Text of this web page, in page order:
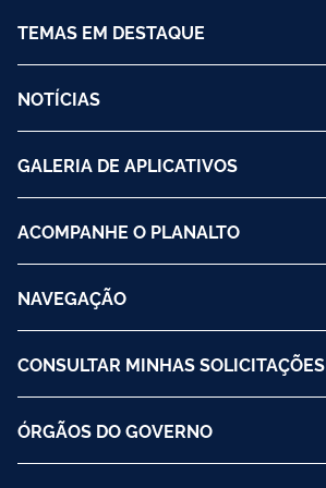
TEMAS EM DESTAQUE
NOTÍCIAS
GALERIA DE APLICATIVOS
ACOMPANHE O PLANALTO
NAVEGAÇÃO
CONSULTAR MINHAS SOLICITAÇÕES
ÓRGÃOS DO GOVERNO